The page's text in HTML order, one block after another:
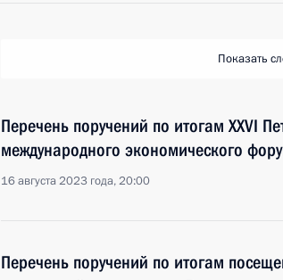
Показать
Перечень поручений по итогам XXVI
международного экономического
16 августа 2023 года, 20:00
Перечень поручений по итогам